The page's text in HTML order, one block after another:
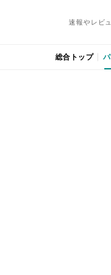
速報やレビ
総合トップ